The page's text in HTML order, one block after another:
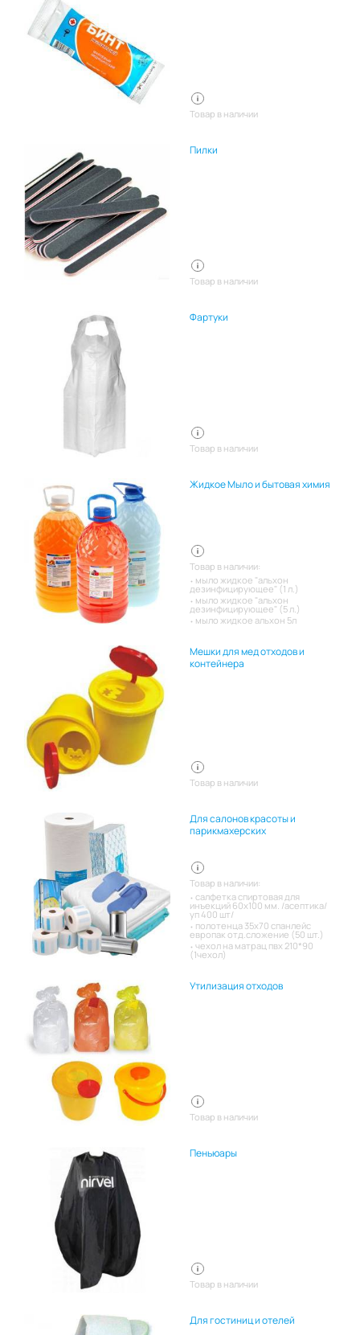
Товар в наличии
Пилки
Товар в наличии
Фартуки
Товар в наличии
Жидкое Мыло и бытовая химия
Товар в наличии:
мыло жидкое "альхон
дезинфицирующее" (1 л.)
мыло жидкое "альхон
дезинфицирующее" (5 л.)
мыло жидкое альхон 5л
Мешки для мед отходов и
контейнера
Товар в наличии
Для салонов красоты и
парикмахерских
Товар в наличии:
салфетка спиртовая для
инъекций 60х100 мм. /асептика/
уп 400 шт/
полотенца 35х70 спанлейс
европак отд.сложение (50 шт.)
чехол на матрац пвх 210*90
(1чехол)
Утилизация отходов
Товар в наличии
Пеньюары
Товар в наличии
Для гостиниц и отелей